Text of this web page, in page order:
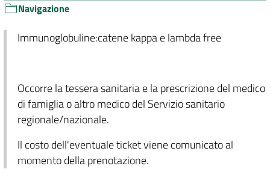
Navigazione
Immunoglobuline:catene kappa e lambda free
Occorre la tessera sanitaria e la prescrizione del medico
di famiglia o altro medico del Servizio sanitario
regionale/nazionale.
Il costo dell'eventuale ticket viene comunicato al
momento della prenotazione.